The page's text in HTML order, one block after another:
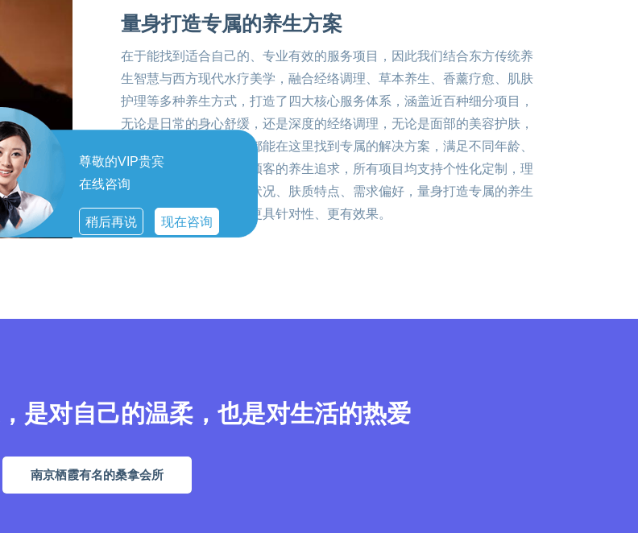
尊敬的VIP贵宾
在线咨询
稍后再说 现在咨询
量身打造专属的养生方案
在于能找到适合自己的、专业有效的服务项目，因此我们结合东方传统养
生智慧与西方现代水疗美学，融合经络调理、草本养生、香薰疗愈、肌肤
护理等多种养生方式，打造了四大核心服务体系，涵盖近百种细分项目，
无论是日常的身心舒缓，还是深度的经络调理，无论是面部的美容护肤，
还是全身的焕活养生，都能在这里找到专属的解决方案，满足不同年龄、
不同性别、不同需求的顾客的养生追求，所有项目均支持个性化定制，理
疗师会根据顾客的身体状况、肤质特点、需求偏好，量身打造专属的养生
方案，让每一次体验都更具针对性、更有效果。
是对自己的温柔，也是对生活的热爱
南京栖霞有名的桑拿会所